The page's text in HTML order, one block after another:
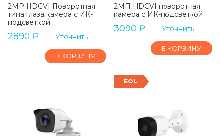
2MP HDCVI Поворотная
типа глаза камера с ИК-
подсветкой
2890 ₽ Уточнить
В КОРЗИНУ
2MП HDCVI поворотная
камера с ИК-подсветкой
3090 ₽ Уточнить
В КОРЗИНУ
EOL!